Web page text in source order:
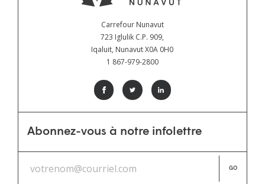
Carrefour Nunavut
723 Iglulik C.P. 909,
Iqaluit, Nunavut X0A 0H0
1 867-979-2800
Abonnez-vous à notre infolettre
GO